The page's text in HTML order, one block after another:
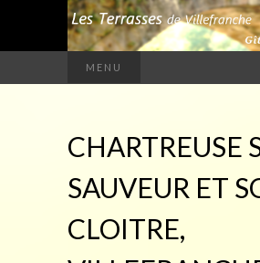
MENU
CHARTREUSE
SAUVEUR ET
CLOITRE,